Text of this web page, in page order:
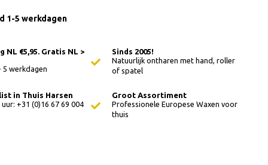
1-5 werkdagen
NL €5,95. Gratis NL >
5 werkdagen
Sinds 2005!
Natuurlijk ontharen met hand, roller
of spatel
in Thuis Harsen
+31 (0)16 67 69 004
Groot Assortiment
Professionele Europese Waxen voor
thuis